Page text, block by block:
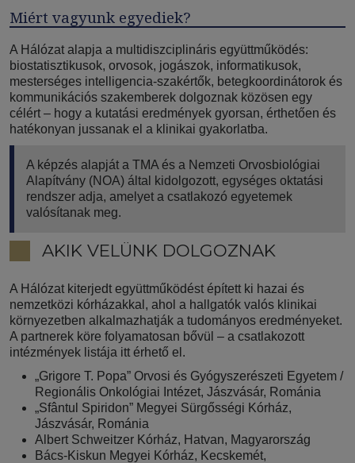
Miért vagyunk egyediek?
A Hálózat alapja a multidiszciplináris együttműködés:
biostatisztikusok, orvosok, jogászok, informatikusok,
mesterséges intelligencia-szakértők, betegkoordinátorok és
kommunikációs szakemberek dolgoznak közösen egy
célért – hogy a kutatási eredmények gyorsan, érthetően és
hatékonyan jussanak el a klinikai gyakorlatba.
A képzés alapját a TMA és a Nemzeti Orvosbiológiai
Alapítvány (NOA) által kidolgozott, egységes oktatási
rendszer adja, amelyet a csatlakozó egyetemek
valósítanak meg.
AKIK VELÜNK DOLGOZNAK
A Hálózat kiterjedt együttműködést épített ki hazai és
nemzetközi kórházakkal, ahol a hallgatók valós klinikai
környezetben alkalmazhatják a tudományos eredményeket.
A partnerek köre folyamatosan bővül – a csatlakozott
intézmények listája itt érhető el.
„Grigore T. Popa” Orvosi és Gyógyszerészeti Egyetem /
Regionális Onkológiai Intézet, Jászvásár, Románia
„Sfântul Spiridon” Megyei Sürgősségi Kórház,
Jászvásár, Románia
Albert Schweitzer Kórház, Hatvan, Magyarország
Bács-Kiskun Megyei Kórház, Kecskemét,